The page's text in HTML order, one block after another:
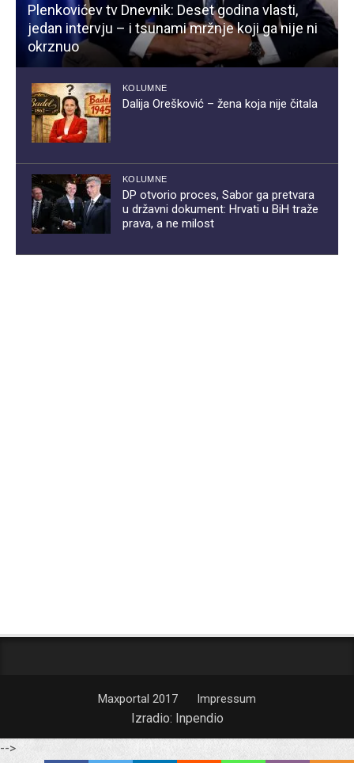
Plenkovićev tv Dnevnik: Deset godina vlasti,
jedan intervju – i tsunami mržnje koji ga nije ni
okrznuo
KOLUMNE
Dalija Orešković – žena koja nije čitala
KOLUMNE
DP otvorio proces, Sabor ga pretvara
u državni dokument: Hrvati u BiH traže
prava, a ne milost
Maxportal 2017 Impressum
Izradio: Inpendio
-->